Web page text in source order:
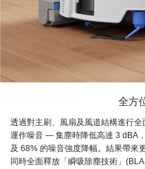
全方
透過對主刷、風扇及風道結構進行
運作噪音 — 集塵時降低高達 3 dBA
及 68% 的噪音強度降幅。結果帶來
同時全面釋放「瞬吸除塵技術」